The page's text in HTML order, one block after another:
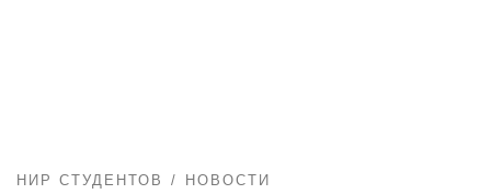
НИР СТУДЕНТОВ НОВОСТИ